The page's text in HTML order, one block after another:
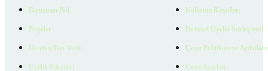
Danışman Bul
Projeler
Ücretsiz İlan Verin
Üyelik Paketleri
Kullanım Koşulları
Bireysel Üyelik Sözleşmesi
Çerez Politikası ve
Çerez Ayarları